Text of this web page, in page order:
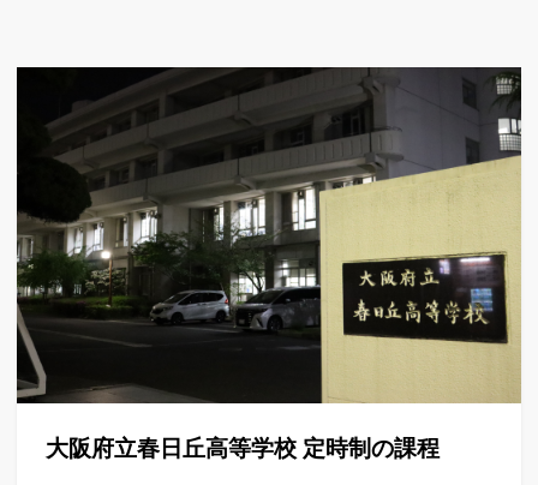
大阪府立春日丘高等学校 定時制の課程